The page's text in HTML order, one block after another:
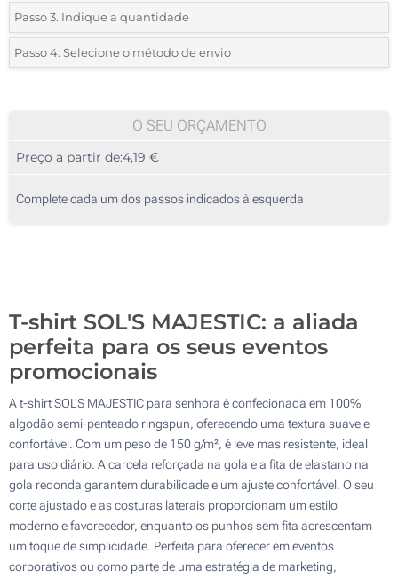
*Selecione o tipo de marcação e as cores do logotipo:
1 Cor (Num lado)
Passo 3. Indique a quantidade
*Pedido mínimo 10 (total de pedido)
Calcular preço
Passo 4. Selecione o método de envio
O SEU ORÇAMENTO
Preço a partir de:4,19 €
Complete cada um dos passos indicados à esquerda
T-shirt SOL'S MAJESTIC: a aliada
perfeita para os seus eventos
promocionais
A t-shirt SOL'S MAJESTIC para senhora é confecionada em 100%
algodão semi-penteado ringspun, oferecendo uma textura suave e
confortável. Com um peso de 150 g/m², é leve mas resistente, ideal
para uso diário. A carcela reforçada na gola e a fita de elastano na
gola redonda garantem durabilidade e um ajuste confortável. O seu
corte ajustado e as costuras laterais proporcionam um estilo
moderno e favorecedor, enquanto os punhos sem fita acrescentam
um toque de simplicidade. Perfeita para oferecer em eventos
corporativos ou como parte de uma estratégia de marketing,